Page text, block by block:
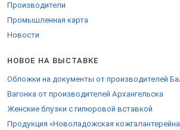
Производители
Промышленная карта
Новости
НОВОЕ НА ВЫСТАВКЕ
Обложки на документы от производителей
Вагонка от производителей Архангельска
Женские блузки с гипюровой вставкой
Продукция «Новоладожская